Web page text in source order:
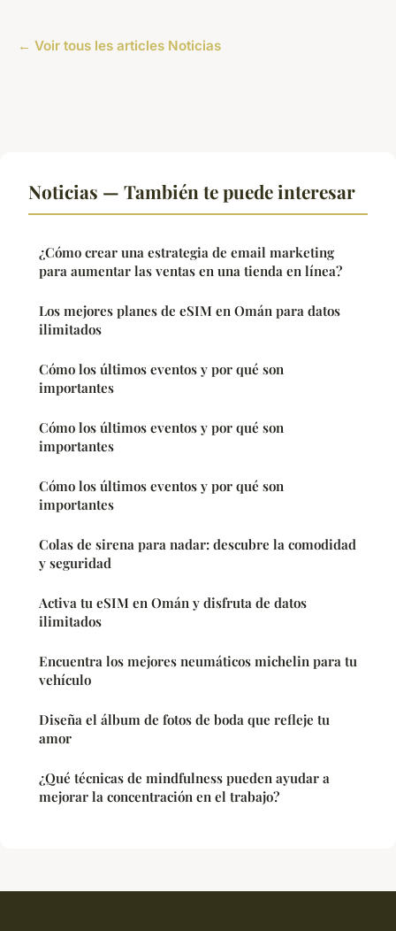
← Voir tous les articles Noticias
Noticias — También te puede interesar
¿Cómo crear una estrategia de email marketing
para aumentar las ventas en una tienda en línea?
Los mejores planes de eSIM en Omán para datos
ilimitados
Cómo los últimos eventos y por qué son
importantes
Cómo los últimos eventos y por qué son
importantes
Cómo los últimos eventos y por qué son
importantes
Colas de sirena para nadar: descubre la comodidad
y seguridad
Activa tu eSIM en Omán y disfruta de datos
ilimitados
Encuentra los mejores neumáticos michelin para tu
vehículo
Diseña el álbum de fotos de boda que refleje tu
amor
¿Qué técnicas de mindfulness pueden ayudar a
mejorar la concentración en el trabajo?